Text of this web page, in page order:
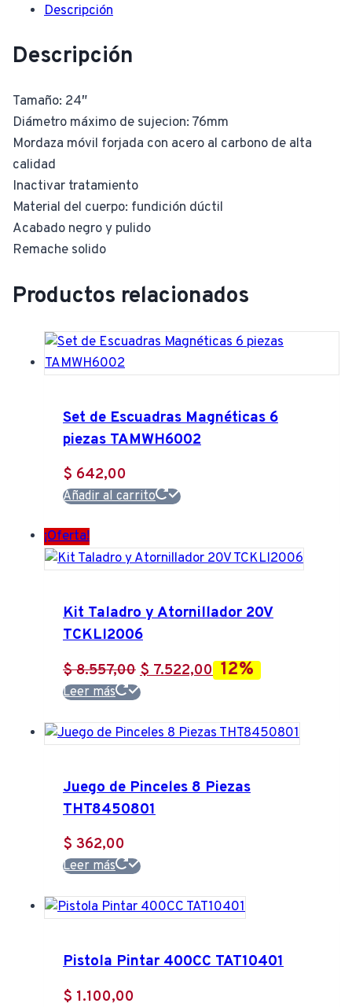
Descripción
Descripción
Tamaño: 24″
Diámetro máximo de sujecion: 76mm
Mordaza móvil forjada con acero al carbono de alta
calidad
Inactivar tratamiento
Material del cuerpo: fundición dúctil
Acabado negro y pulido
Remache solido
Productos relacionados
Set de Escuadras Magnéticas 6
piezas TAMWH6002
$ 642,00
Añadir al carrito
¡Oferta!
Kit Taladro y Atornillador 20V
TCKLI2006
$8.557,00 El
precio
era:
$7.522,00El
es:
12%
Leer más
Juego de Pinceles 8 Piezas
THT8450801
$ 362,00
Leer más
Pistola Pintar 400CC TAT10401
$ 1.100,00